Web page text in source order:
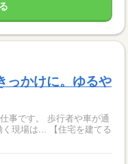
っかけに。ゆるや
者や車が通